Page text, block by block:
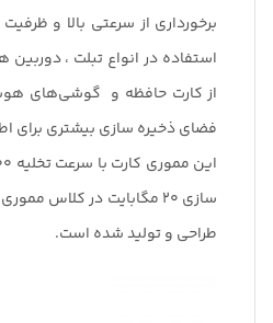
برخورداری از سرعتی بالا و
استفاده در انواع تبلت ، دوربین
از کارت حافظه و گوشی‌های
فضای ذخیره سازی بیشتری برای
سازی 20 مگابایت در کلاس
طراحی و تولید شده است.